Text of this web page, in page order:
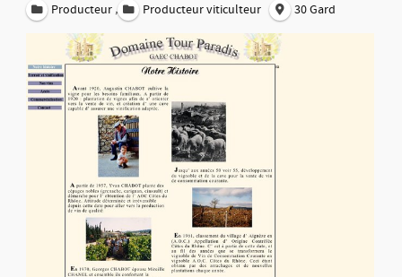
Producteur , Producteur viticulteur 30 Gard